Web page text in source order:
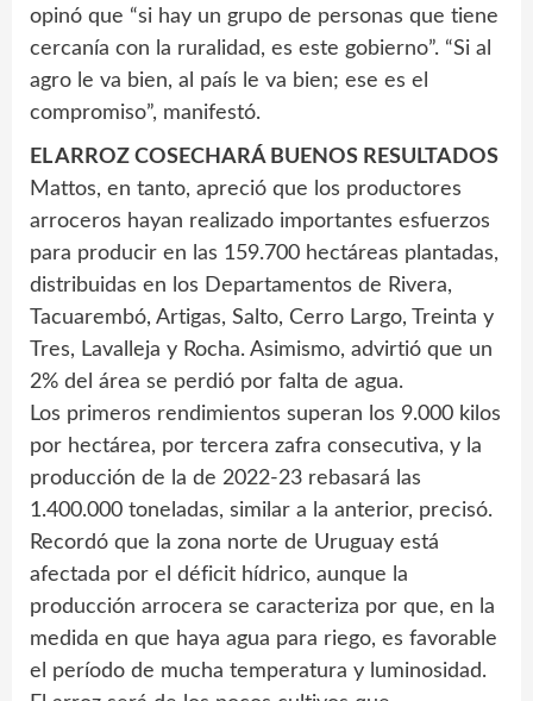
opinó que “si hay un grupo de personas que tiene
cercanía con la ruralidad, es este gobierno”. “Si al
agro le va bien, al país le va bien; ese es el
compromiso”, manifestó.
EL ARROZ COSECHARÁ BUENOS RESULTADOS
Mattos, en tanto, apreció que los productores
arroceros hayan realizado importantes esfuerzos
para producir en las 159.700 hectáreas plantadas,
distribuidas en los Departamentos de Rivera,
Tacuarembó, Artigas, Salto, Cerro Largo, Treinta y
Tres, Lavalleja y Rocha. Asimismo, advirtió que un
2% del área se perdió por falta de agua.
Los primeros rendimientos superan los 9.000 kilos
por hectárea, por tercera zafra consecutiva, y la
producción de la de 2022-23 rebasará las
1.400.000 toneladas, similar a la anterior, precisó.
Recordó que la zona norte de Uruguay está
afectada por el déficit hídrico, aunque la
producción arrocera se caracteriza por que, en la
medida en que haya agua para riego, es favorable
el período de mucha temperatura y luminosidad.